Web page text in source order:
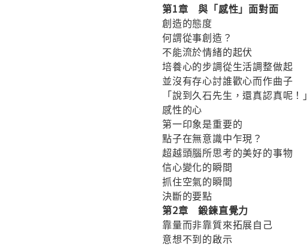
第1章 與「感性」面對面
創造的態度
何謂從事創造？
不能流於情緒的起伏
培養心的步調從生活調整做起
並沒有存心討誰歡心而作曲子
「說到久石先生，還真認真呢！」
感性的心
第一印象是重要的
點子在無意識中乍現？
超越頭腦所思考的美好的事物
信心變化的瞬間
抓住空氣的瞬間
決斷的要點
第2章 鍛鍊直覺力
靠量而非靠質來拓展自己
意想不到的啟示